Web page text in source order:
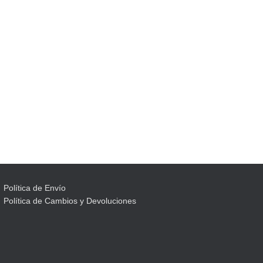
Política de Envío
Política de Cambios y Devoluciones